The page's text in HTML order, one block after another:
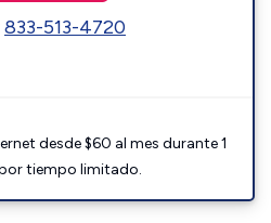
833-513-4720
desde $60 al mes durante 1
tiempo limitado.